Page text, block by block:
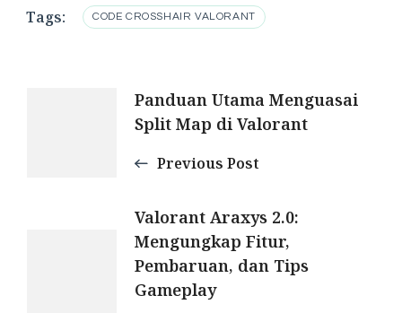
Tags: CODE CROSSHAIR VALORANT
Navigation
Panduan Utama Menguasai
Split Map di Valorant
Previous Post
Valorant Araxys 2.0:
Mengungkap Fitur,
Pembaruan, dan Tips
Gameplay